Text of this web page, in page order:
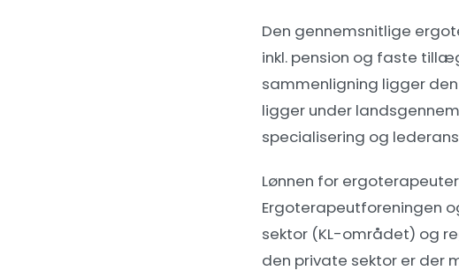
Den gennemsnitlige
inkl. pension og faste
sammenligning ligger
ligger under
specialisering og
Lønnen for
Ergoterapeutforeningen
sektor (KL-området) og
den private sektor er der